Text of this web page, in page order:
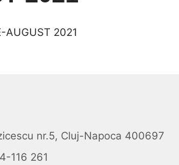
AUGUST 2021
nr.5, Cluj-Napoca 400697
116 261